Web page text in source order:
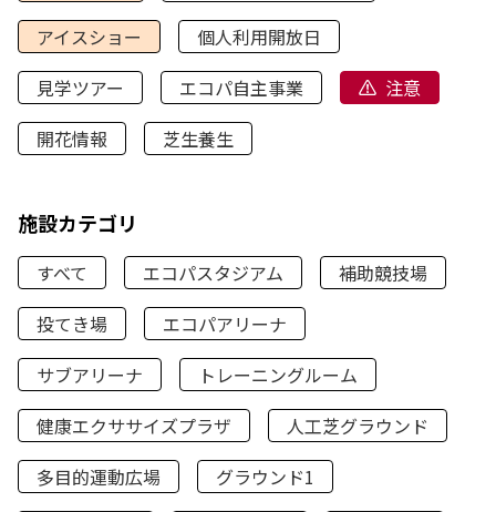
アイスショー
個人利用開放日
見学ツアー
エコパ自主事業
注意
開花情報
芝生養生
施設カテゴリ
すべて エコパスタジアム
補助競技場
投てき場
エコパアリーナ
サブアリーナ
トレーニングルーム
健康エクササイズプラザ
人工芝グラウンド
多目的運動広場
グラウンド1